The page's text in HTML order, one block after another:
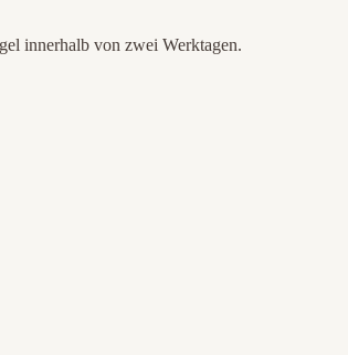
innerhalb von zwei Werktagen.